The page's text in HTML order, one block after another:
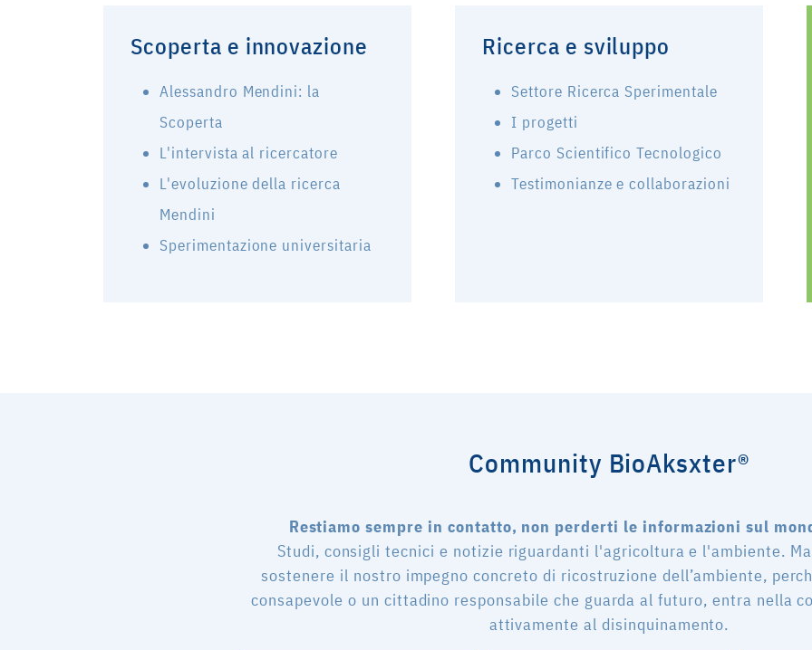
Scoperta e innovazione
Alessandro Mendini: la
Scoperta
L'intervista al ricercatore
L'evoluzione della ricerca
Mendini
Sperimentazione universitaria
Ricerca e sviluppo
Settore Ricerca Sperimentale
I progetti
Parco Scientifico Tecnologico
Testimonianze e collaborazioni
Community BioAksxter®
Restiamo sempre in contatto, non perderti le informazioni sul
Studi, consigli tecnici e notizie riguardanti l'agricoltura e l'ambiente.
sostenere il nostro impegno concreto di ricostruzione dell’ambiente,
consapevole o un cittadino responsabile che guarda al futuro, entra nella
attivamente al disinquinamento.